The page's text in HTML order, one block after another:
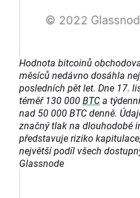
Hodnota bitcoinů
měsíců nedávno dosáhla
posledních pět let. Dne 17.
téměř 130 000BTCa
nad 50 000 BTC denně.
značný tlak na dlouhodobé
představuje riziko
největší podíl všech
Glassnode